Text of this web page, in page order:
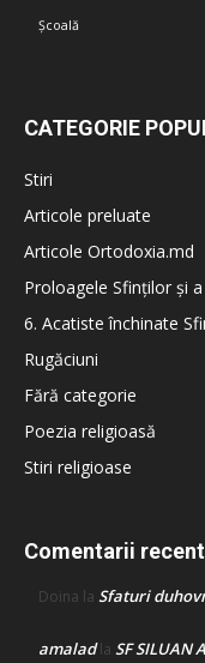
Școală
CATEGORIE
Stiri
Articole preluate
Articole Ortodoxia.md
Proloagele Sfinților și
6. Acatiste închinate
Rugăciuni
Fără categorie
Poezia religioasă
Stiri religioase
Comentarii
Doina la Sfaturi
amaladla SF SILUAN